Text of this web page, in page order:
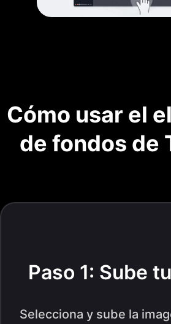
Cómo usar el
de fondos de
Paso 1: Sube
Selecciona y sube la